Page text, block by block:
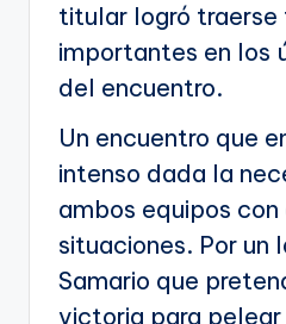
titular logró traerse
importantes en los
del encuentro.
Un encuentro que
intenso dada la
ambos equipos
situaciones. Por un
Samario que
victoria para